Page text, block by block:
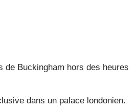
de Buckingham hors des heures
dans un palace londonien.